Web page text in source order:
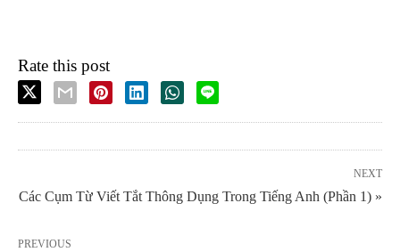
Rate this post
NEXT
Các Cụm Từ Viết Tắt Thông Dụng Trong Tiếng Anh (Phần 1) »
PREVIOUS